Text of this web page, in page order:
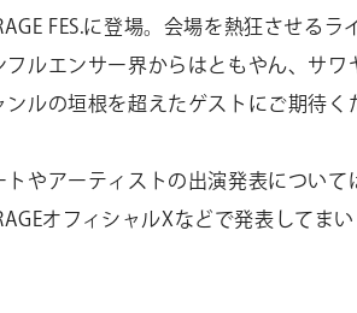
FES.に登場。会場を熱狂させる
フルエンサー界からはともやん、サ
ンルの垣根を超えたゲストにご期待く
トやアーティストの出演発表について
オフィシャルXなどで発表してまい